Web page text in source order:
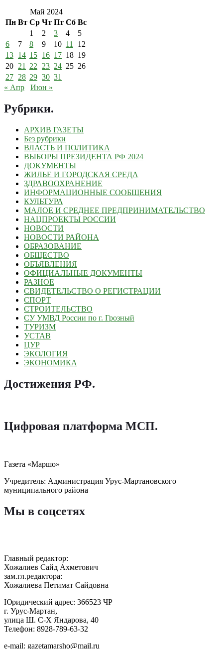
Май 2024
Пн Вт Ср Чт Пт Сб Вс
1
2 3 4
5
6
7 8 9 10 11
12
13 14 15 16 17 18 19
20 21 22 23 24 25 26
27 28 29 30 31
« Апр
Июн »
Рубрики.
АРХИВ ГАЗЕТЫ
Без рубрики
ВЛАСТЬ И ПОЛИТИКА
ВЫБОРЫ ПРЕЗИДЕНТА РФ 2024
ДОКУМЕНТЫ
ЖИЛЬЕ И ГОРОДСКАЯ СРЕДА
ЗДРАВООХРАНЕНИЕ
ИНФОРМАЦИОННЫЕ СООБЩЕНИЯ
КУЛЬТУРА
МАЛОЕ И СРЕДНЕЕ ПРЕДПРИНИМАТЕЛЬСТВО
НАЦПРОЕКТЫ РОССИИ
НОВОСТИ
НОВОСТИ РАЙОНА
ОБРАЗОВАНИЕ
ОБЩЕСТВО
ОБЪЯВЛЕНИЯ
ОФИЦИАЛЬНЫЕ ДОКУМЕНТЫ
РАЗНОЕ
СВИДЕТЕЛЬСТВО О РЕГИСТРАЦИИ
СПОРТ
СТРОИТЕЛЬСТВО
СУ УМВД России по г. Грозный
ТУРИЗМ
УСТАВ
ЦУР
ЭКОЛОГИЯ
ЭКОНОМИКА
Достижения РФ.
Цифровая платформа МСП.
Газета «Маршо»
Учредитель: Администрация Урус-Мартановского
муниципального района
Мы в соцсетях
Главный редактор:
Хожалиев Сайд Ахметович
зам.гл.редактора:
Хожалиева Петимат Сайдовна
Юридический адрес: 366523 ЧР
г. Урус-Мартан,
улица Ш. С-Х Яндарова, 40
Телефон: 8928-789-63-32
e-mail: gazetamarsho@mail.ru